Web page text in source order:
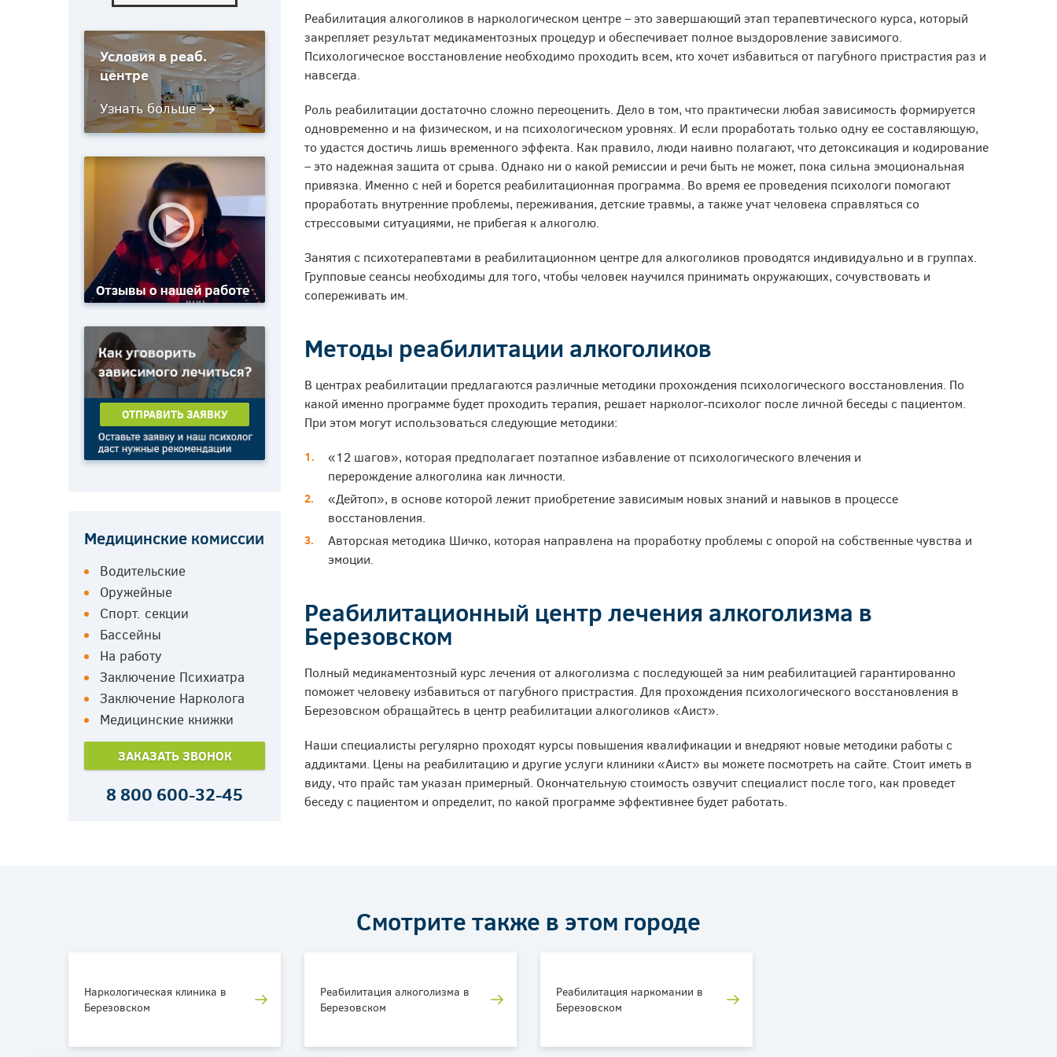
Условия в реаб.
центре
ОТПРАВИТЬ ЗАЯВКУ
Медицинские комиссии
Водительские
Оружейные
Спорт. секции
Бассейны
На работу
Заключение Психиатра
Заключение Нарколога
Медицинские книжки
ЗАКАЗАТЬ ЗВОНОК
8 800 600-32-45
Реабилитация алкоголиков в наркологическом центре – это завершающий этап терапевтического курса, который
закрепляет результат медикаментозных процедур и обеспечивает полное выздоровление зависимого.
Психологическое восстановление необходимо проходить всем, кто хочет избавиться от пагубного пристрастия раз и
навсегда.
Роль реабилитации достаточно сложно переоценить. Дело в том, что практически любая зависимость формируется
одновременно и на физическом, и на психологическом уровнях. И если проработать только одну ее составляющую,
то удастся достичь лишь временного эффекта. Как правило, люди наивно полагают, что детоксикация и кодирование
– это надежная защита от срыва. Однако ни о какой ремиссии и речи быть не может, пока сильна эмоциональная
привязка. Именно с ней и борется реабилитационная программа. Во время ее проведения психологи помогают
проработать внутренние проблемы, переживания, детские травмы, а также учат человека справляться со
стрессовыми ситуациями, не прибегая к алкоголю.
Занятия с психотерапевтами в реабилитационном центре для алкоголиков проводятся индивидуально и в группах.
Групповые сеансы необходимы для того, чтобы человек научился принимать окружающих, сочувствовать и
сопереживать им.
Методы реабилитации алкоголиков
В центрах реабилитации предлагаются различные методики прохождения психологического восстановления. По
какой именно программе будет проходить терапия, решает нарколог-психолог после личной беседы с пациентом.
При этом могут использоваться следующие методики:
«12 шагов», которая предполагает поэтапное избавление от психологического влечения и
перерождение алкоголика как личности.
«Дейтоп», в основе которой лежит приобретение зависимым новых знаний и навыков в процессе
восстановления.
Авторская методика Шичко, которая направлена на проработку проблемы с опорой на собственные чувства и
эмоции.
Реабилитационный центр лечения алкоголизма в
Березовском
Полный медикаментозный курс лечения от алкоголизма с последующей за ним реабилитацией гарантированно
поможет человеку избавиться от пагубного пристрастия. Для прохождения психологического восстановления в
Березовском обращайтесь в центр реабилитации алкоголиков «Аист».
Наши специалисты регулярно проходят курсы повышения квалификации и внедряют новые методики работы с
аддиктами. Цены на реабилитацию и другие услуги клиники «Аист» вы можете посмотреть на сайте. Стоит иметь в
виду, что прайс там указан примерный. Окончательную стоимость озвучит специалист после того, как проведет
беседу с пациентом и определит, по какой программе эффективнее будет работать.
Смотрите также в этом городе
Наркологическая клиника в
Березовском
Реабилитация алкоголизма в
Березовском
Реабилитация наркомании в
Березовском